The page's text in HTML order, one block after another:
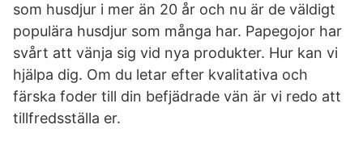
som husdjur i mer än 20 år och nu är de väldigt
populära husdjur som många har. Papegojor har
svårt att vänja sig vid nya produkter. Hur kan vi
hjälpa dig. Om du letar efter kvalitativa och
färska foder till din befjädrade vän är vi redo att
tillfredsställa er.